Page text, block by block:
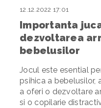
Importanta
dezvoltarea
bebelusilor
12.12.2022 17:01
Jocul este esential
psihica a bebelusilor,
a oferi o dezvoltare
si o copilarie